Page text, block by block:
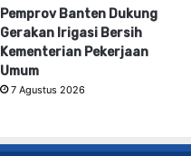
Pemprov Banten Dukung
Gerakan Irigasi Bersih
Kementerian Pekerjaan
Umum
7 Agustus 2026